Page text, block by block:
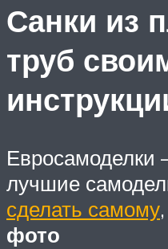
Санки из
труб
лучшие
сделать самому
фото